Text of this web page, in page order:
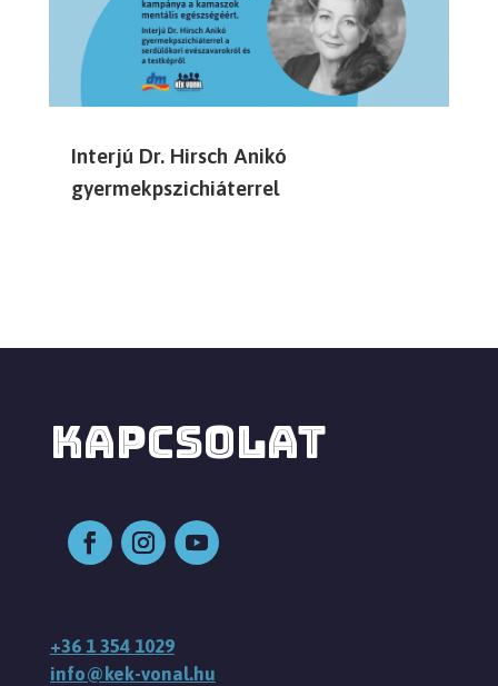
Interjú Dr. Hirsch Anikó
gyermekpszichiáterrel
KAPCSOLAT
+36 1 354 1029
info@kek-vonal.hu